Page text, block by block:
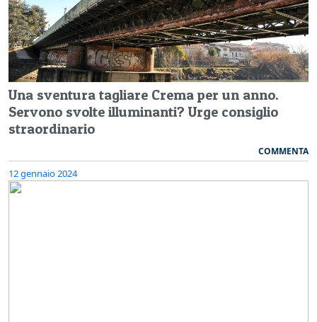
Una sventura tagliare Crema per un anno.
Servono svolte illuminanti? Urge consiglio
straordinario
COMMENTA
12 gennaio 2024